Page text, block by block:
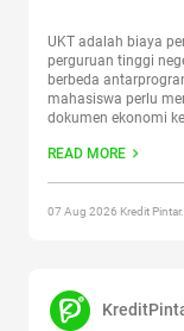
UKT adalah biaya
perguruan tinggi
berbeda
mahasiswa perlu
dokumen ekonomi
yang sama.
READ MORE
07 Aug 2026 Kredit Pintar.